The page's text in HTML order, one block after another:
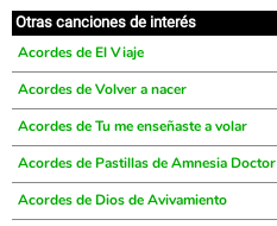
Otras canciones de interés
Acordes de El Viaje
Acordes de Volver a nacer
Acordes de Tu me enseñaste a volar
Acordes de Pastillas de Amnesia Doctor
Acordes de Dios de Avivamiento